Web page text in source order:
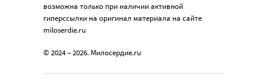
возможна только при наличии активной
гиперссылки на оригинал материала на сайте
miloserdie.ru
© 2024 – 2026. Милосердие.ru